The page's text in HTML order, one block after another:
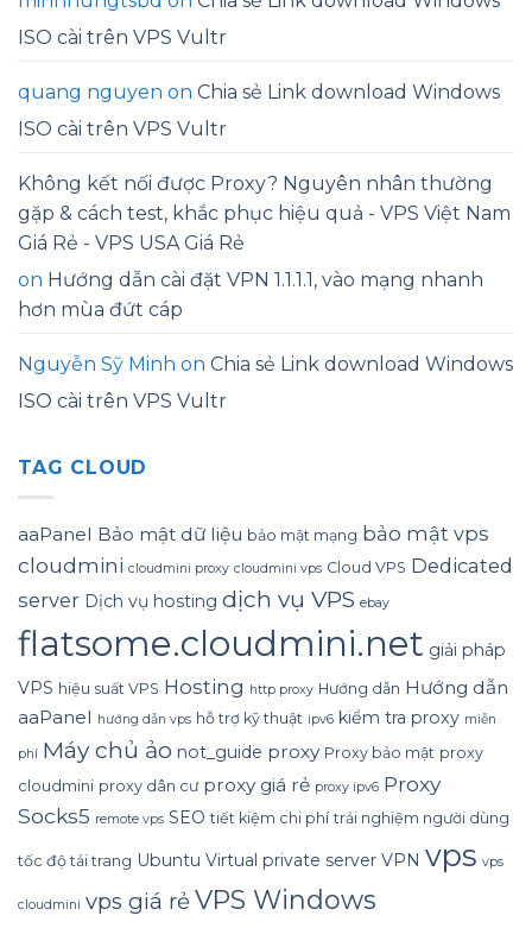
ISO cài trên VPS Vultr
quang nguyen on Chia sẻ Link download Windows
ISO cài trên VPS Vultr
Không kết nối được Proxy? Nguyên nhân thường
gặp & cách test, khắc phục hiệu quả - VPS Việt Nam
Giá Rẻ - VPS USA Giá Rẻ
on Hướng dẫn cài đặt VPN 1.1.1.1, vào mạng nhanh
hơn mùa đứt cáp
Nguyễn Sỹ Minh on Chia sẻ Link download Windows
ISO cài trên VPS Vultr
TAG CLOUD
aaPanel Bảo mật dữ liệu bảo mật mạng bảo mật vps
cloudmini cloudmini proxy cloudmini vps Cloud VPS Dedicated
server Dịch vụ hosting dịch vụ VPS ebay
flatsome.cloudmini.net giải pháp
VPS hiệu suất VPS Hosting http proxy Hướng dẫn Hướng dẫn
aaPanel hướng dẫn vps hỗ trợ kỹ thuật ipv6 kiểm tra proxy miễn
phí Máy chủ ảo not_guide proxy Proxy bảo mật proxy
cloudmini proxy dân cư proxy giá rẻ proxy ipv6 Proxy
Socks5 remote vps SEO tiết kiệm chi phí trải nghiệm người dùng
tốc độ tải trang Ubuntu Virtual private server VPN vps vps
cloudmini vps giá rẻVPS Windows